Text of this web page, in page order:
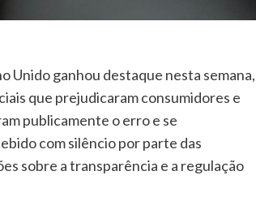
Unido ganhou destaque nesta semana,
que prejudicaram consumidores e
publicamente o erro e se
com silêncio por parte das
sobre a transparência e a regulação